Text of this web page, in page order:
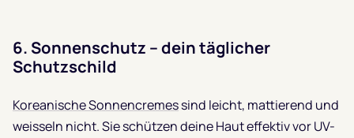
6. Sonnenschutz – dein täglicher
Schutzschild
Koreanische Sonnencremessind leicht, mattierend und
weisseln nicht. Sie schützen deine Haut effektiv vor UV-